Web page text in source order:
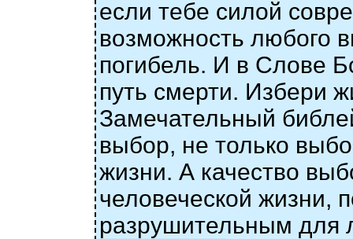
если тебе силой
возможность любого
погибель. И в Слове
путь смерти. Избери
Замечательный
выбор, не только
жизни. А качество
человеческой жизни,
разрушительным для